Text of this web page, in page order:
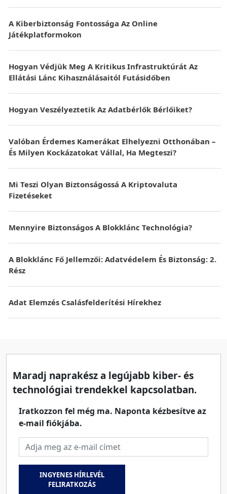
A Kiberbiztonság Fontossága Az Online
Játékplatformokon
Hogyan Védjük Meg A Kritikus Infrastruktúrát Az
Ellátási Lánc Kihasználásaitól Futásidőben
Hogyan Veszélyeztetik Az Adatbérlők Bérlőiket?
Valóban Érdemes Kamerákat Elhelyezni Otthonában –
És Milyen Kockázatokat Vállal, Ha Megteszi?
Mi Teszi Olyan Biztonságossá A Kriptovaluta
Fizetéseket
Mennyire Biztonságos A Blokklánc Technológia?
A Blokklánc Fő Jellemzői: Adatvédelem És Biztonság: 2.
Rész
Adat Elemzés Csalásfelderítési Hírekhez
Maradj naprakész a legújabb kiber- és
technológiai trendekkel kapcsolatban.
Iratkozzon fel még ma. Naponta kézbesítve az
e-mail fiókjába.
Email cím
INGYENES HÍRLEVÉL
FELIRATKOZÁS